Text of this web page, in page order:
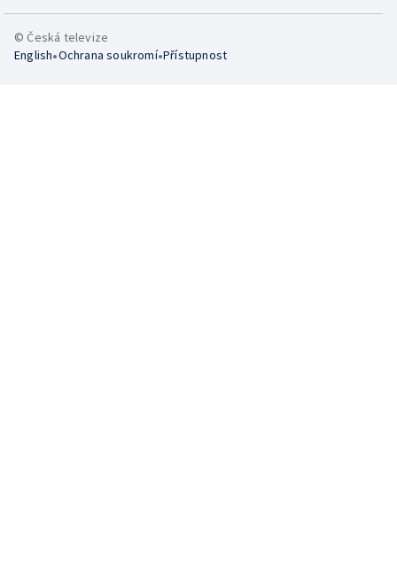
© Česká televize
English•Ochrana soukromí•Přístupnost